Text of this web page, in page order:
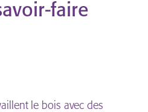
faire
le bois avec des